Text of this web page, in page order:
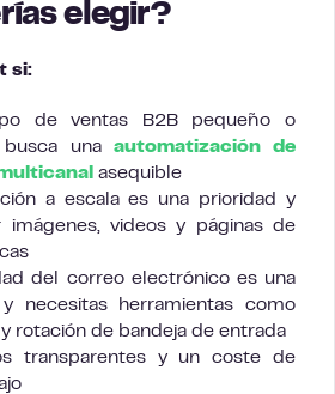
elegir?
si:
de ventas B2B pequeño o
busca una automatización de
asequible
a escala es una prioridad y
imágenes, videos y páginas de
del correo electrónico es una
necesitas herramientas como
rotación de bandeja de entrada
transparentes y un coste de